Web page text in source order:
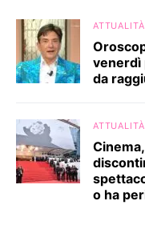
ATTUALITÀ
venerdì
da
ATTUALITÀ
o ha